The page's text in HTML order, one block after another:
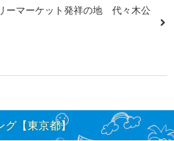
ーマーケット発祥の地 代々木公
グ【東京都】